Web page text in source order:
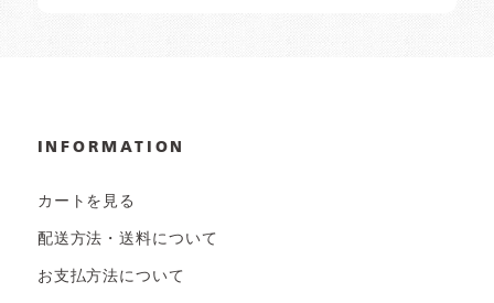
INFORMATION
カートを見る
配送方法・送料について
お支払方法について